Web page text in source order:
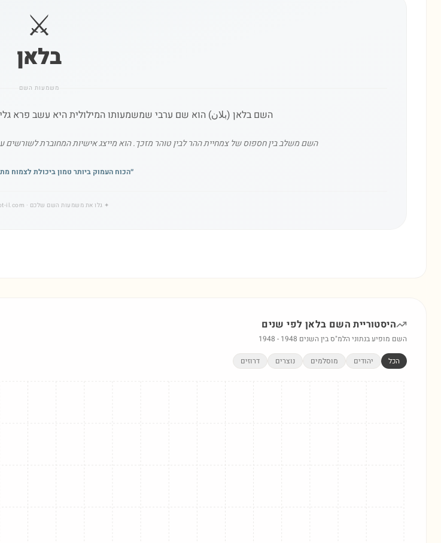
⚔️
בלאן
משמעות השם
השם בלאן (بلان) הוא שם ערבי שמשמעותו המילולית היא עשב פרא
השם משלב בין חספוס של צמחיית ההר לבין טוהר מזכך. הוא מייצג אישיות המחוברת לשורשים
״הכוח העמוק ביותר טמון ביכולת לצמוח
✦ גלו את משמעות השם שלכם · www.shmot-il.com
היסטוריית השם בלאן לפי שנים
השם מופיע בנתוני הלמ"ס בין השנים 1948 - 1948
הכל יהודים מוסלמים נוצרים דרוזים